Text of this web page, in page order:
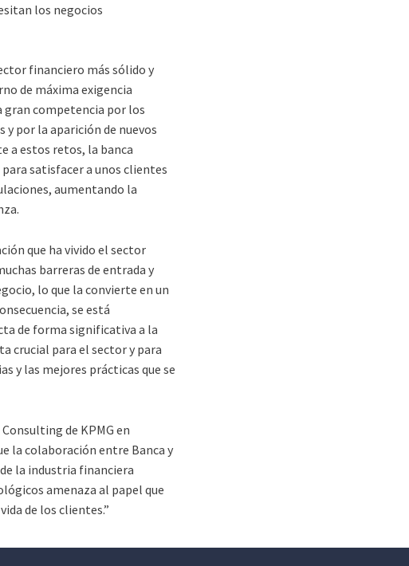
los negocios
financiero más sólido y
de máxima exigencia
gran competencia por los
por la aparición de nuevos
a estos retos, la banca
satisfacer a unos clientes
aumentando la
que ha vivido el sector
barreras de entrada y
lo que la convierte en un
se está
de forma significativa a la
crucial para el sector y para
y las mejores prácticas que se
de KPMG en
la colaboración entre Banca y
la industria financiera
amenaza al papel que
de los clientes.”